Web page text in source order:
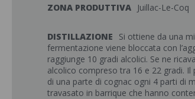
ZONA PRODUTTIVA Juillac-Le-Coq
DISTILLAZIONE
Si ottiene da una
fermentazione viene bloccata con
raggiunge 10 gradi alcolici. Se ne
alcolico compreso tra 16 e 22 gradi.
di una parte di cognac ogni 4 parti di
travasato in barrique che hanno